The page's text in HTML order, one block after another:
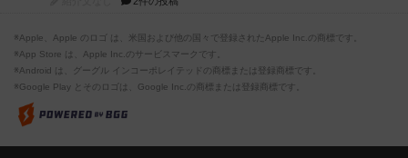
※Apple、Apple のロゴ は、米国および他の国々で登録されたApple Inc.の商標です。
※App Store は、Apple Inc.のサービスマークです。
※Android は、グーグル インコーポレイテッドの商標または登録商標です。
※Google Play とそのロゴは、Google Inc.の商標または登録商標です。